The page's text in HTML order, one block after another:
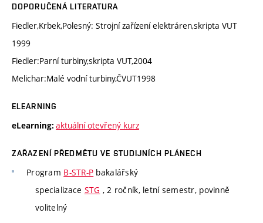
DOPORUČENÁ LITERATURA
Fiedler,Krbek,Polesný: Strojní zařízení elektráren,skripta VUT
1999
Fiedler:Parní turbiny,skripta VUT,2004
Melichar:Malé vodní turbiny,ČVUT1998
ELEARNING
eLearning: aktuální otevřený kurz
ZAŘAZENÍ PŘEDMĚTU VE STUDIJNÍCH PLÁNECH
Program B-STR-P bakalářský
specializace STG , 2 ročník, letní semestr, povinně
volitelný